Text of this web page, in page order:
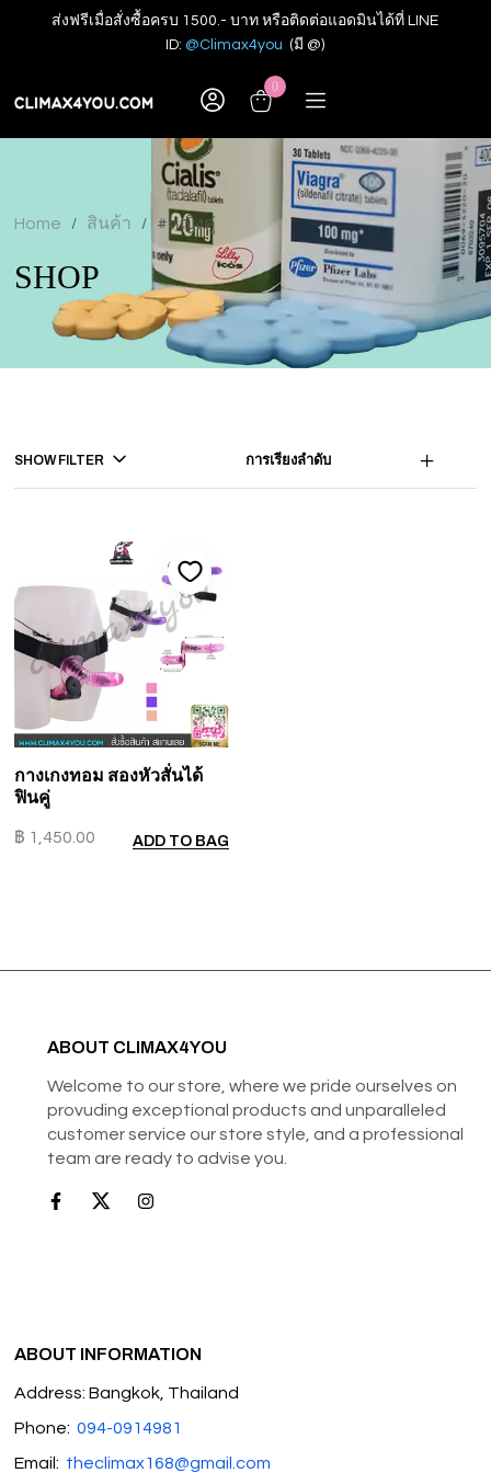
ส่งฟรีเมื่อสั่งซื้อครบ 1500.- บาท หรือติดต่อแอดมินได้ที่ LINE
ID: @Climax4you (มี @)
0
Home / สินค้า / #หญิงคู่
SHOP
SHOW FILTER การเรียงลำดับ
กางเกงทอม สองหัวสั่นได้
ฟินคู่
฿ 1,450.00 ADD TO BAG
ABOUT CLIMAX4YOU
Welcome to our store, where we pride ourselves on
provuding exceptional products and unparalleled
customer service our store style, and a professional
team are ready to advise you.
ABOUT INFORMATION
Address: Bangkok, Thailand
Phone: 094-0914981
Email: theclimax168@gmail.com